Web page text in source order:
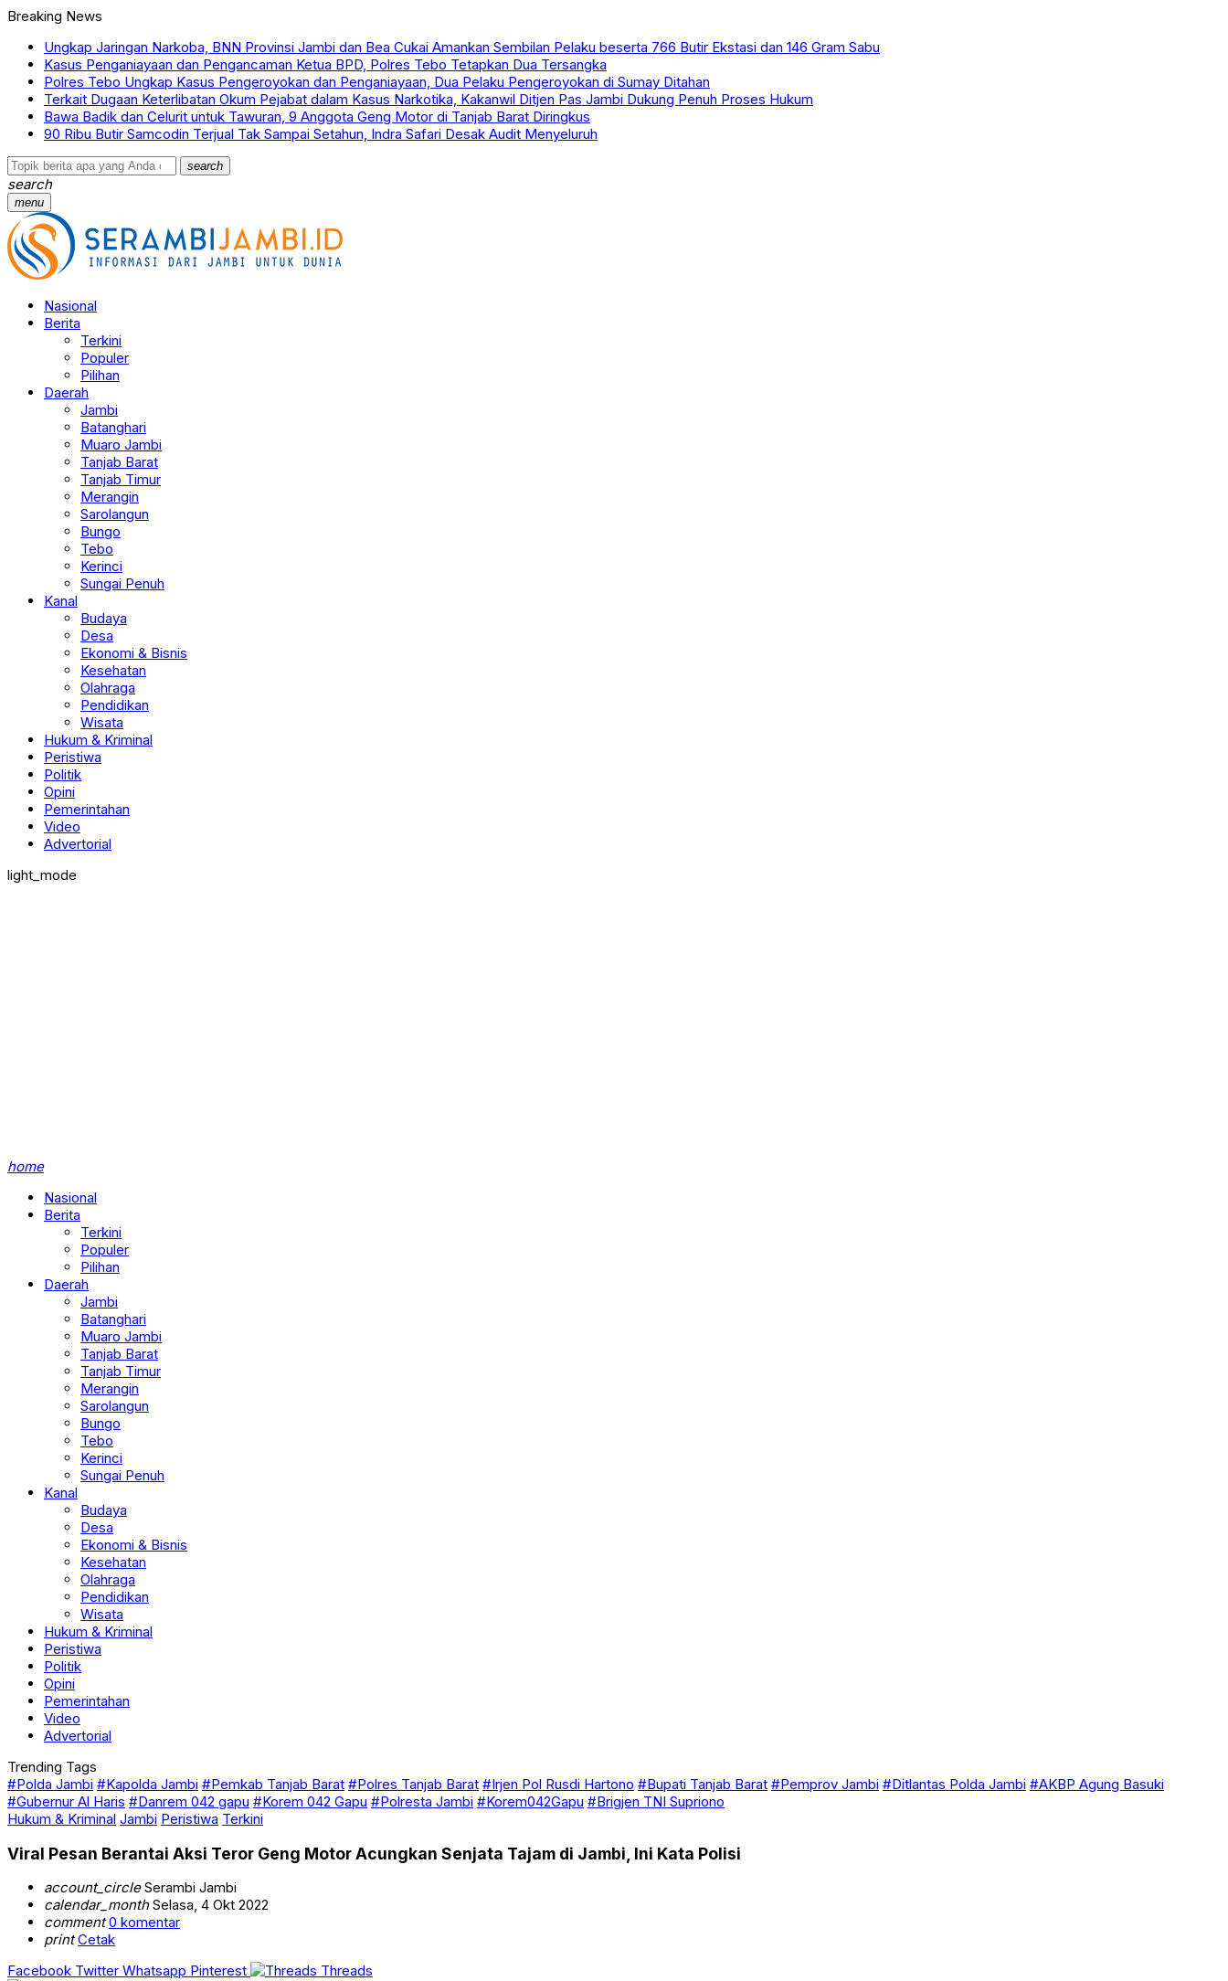
Breaking News
Ungkap Jaringan Narkoba, BNN Provinsi Jambi dan Bea Cukai Amankan Sembilan Pelaku beserta 766 Butir Ekstasi dan 146 Gram Sabu
Kasus Penganiayaan dan Pengancaman Ketua BPD, Polres Tebo Tetapkan Dua Tersangka
Polres Tebo Ungkap Kasus Pengeroyokan dan Penganiayaan, Dua Pelaku Pengeroyokan di Sumay Ditahan
Terkait Dugaan Keterlibatan Okum Pejabat dalam Kasus Narkotika, Kakanwil Ditjen Pas Jambi Dukung Penuh Proses Hukum
Bawa Badik dan Celurit untuk Tawuran, 9 Anggota Geng Motor di Tanjab Barat Diringkus
90 Ribu Butir Samcodin Terjual Tak Sampai Setahun, Indra Safari Desak Audit Menyeluruh
search
search
menu
Nasional
Berita
Terkini
Populer
Pilihan
Daerah
Jambi
Batanghari
Muaro Jambi
Tanjab Barat
Tanjab Timur
Merangin
Sarolangun
Bungo
Tebo
Kerinci
Sungai Penuh
Kanal
Budaya
Desa
Ekonomi & Bisnis
Kesehatan
Olahraga
Pendidikan
Wisata
Hukum & Kriminal
Peristiwa
Politik
Opini
Pemerintahan
Video
Advertorial
light_mode
home
Nasional
Berita
Terkini
Populer
Pilihan
Daerah
Jambi
Batanghari
Muaro Jambi
Tanjab Barat
Tanjab Timur
Merangin
Sarolangun
Bungo
Tebo
Kerinci
Sungai Penuh
Kanal
Budaya
Desa
Ekonomi & Bisnis
Kesehatan
Olahraga
Pendidikan
Wisata
Hukum & Kriminal
Peristiwa
Politik
Opini
Pemerintahan
Video
Advertorial
Trending Tags
#Polda Jambi #Kapolda Jambi #Pemkab Tanjab Barat #Polres Tanjab Barat #Irjen Pol Rusdi Hartono #Bupati Tanjab Barat #Pemprov Jambi #Ditlantas Polda Jambi #AKBP Agung Basuki
#Gubernur Al Haris #Danrem 042 gapu #Korem 042 Gapu #Polresta Jambi #Korem042Gapu #Brigjen TNI Supriono
Hukum & Kriminal Jambi Peristiwa Terkini
Viral Pesan Berantai Aksi Teror Geng Motor Acungkan Senjata Tajam di Jambi, Ini Kata Polisi
account_circleSerambi Jambi
calendar_monthSelasa, 4 Okt 2022
comment 0 komentar
print Cetak
Facebook Twitter Whatsapp Pinterest Threads